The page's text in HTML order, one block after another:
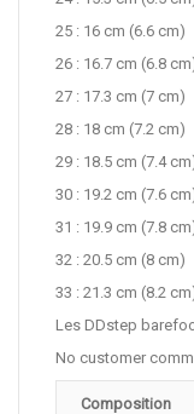
25 : 16 cm (6.6 cm)
26 : 16.7 cm (6.8
27 : 17.3 cm (7 cm)
28 : 18 cm (7.2 cm)
29 : 18.5 cm (7.4
30 : 19.2 cm (7.6
31 : 19.9 cm (7.8
32 : 20.5 cm (8 cm)
33 : 21.3 cm (8.2
Les DDstep
No customer
Composition